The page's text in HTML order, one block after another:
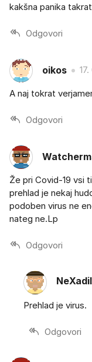
kakšna panika
Odgovori
oikos
A naj tokrat
Odgovori
Že pri Covid-19 vsi
prehlad je nekaj
podoben virus ne
nateg ne.Lp
Odgovori
Prehlad je virus.
Odgovori